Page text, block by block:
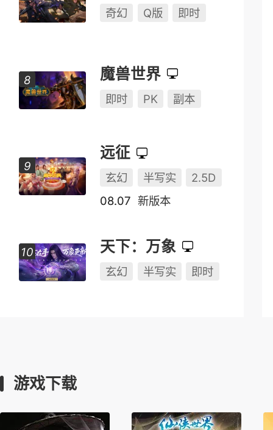
奇幻 Q版 即时
魔兽世界
即时 PK 副本
远征
玄幻 半写实
2.5D
08.07 新版本
天下：万象
玄幻 半写实 即时
游戏下载